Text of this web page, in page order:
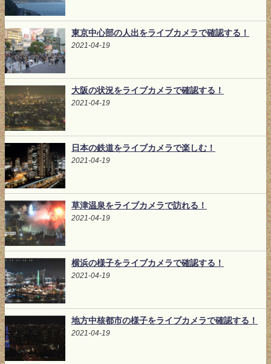
東京中心部の人出をライブカメラで確認する！
2021-04-19
大阪の状況をライブカメラで確認する！
2021-04-19
日本の鉄道をライブカメラで楽しむ！
2021-04-19
草津温泉をライブカメラで訪れる！
2021-04-19
横浜の様子をライブカメラで確認する！
2021-04-19
地方中核都市の様子をライブカメラで確認する！
2021-04-19